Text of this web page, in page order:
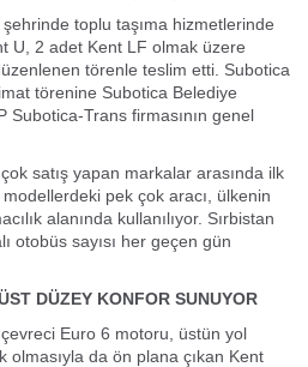
şehrinde toplu taşıma hizmetlerinde
U, 2 adet Kent LF olmak üzere
törenle teslim etti. Subotica
törenine Subotica Belediye
Subotica-Trans firmasının genel
çok satış yapan markalar arasında ilk
modellerdeki pek çok aracı, ülkenin
alanında kullanılıyor. Sırbistan
otobüs sayısı her geçen gün
DÜZEY KONFOR SUNUYOR
Euro 6 motoru, üstün yol
olmasıyla da ön plana çıkan Kent